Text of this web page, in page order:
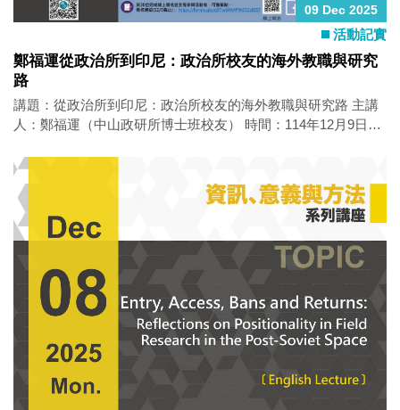
09 Dec 2025
活動記實
鄭福運從政治所到印尼：政治所校友的海外教職與研究
路
講題：從政治所到印尼：政治所校友的海外教職與研究路 主講
人：鄭福運（中山政研所博士班校友） 時間：114年12月9日
活動亮點： 本所此次邀請目前在印尼大學任教並兼任國際事務
處秘書的印尼籍博士班畢業校友鄭福運，至本所向學弟妹們分
享其學術生涯發展歷程，讓在校同學從第一線的教育與研究者
視角，建立薪火相傳的對話交流平台。